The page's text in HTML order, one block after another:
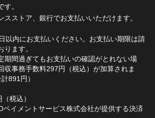
。
スストア、銀行でお支払いいただけます。
以内にお支払いください。お支払い期限は請
ます。
期間過ぎてもお支払いの確認がとれない場
収事務手数料297円（税込）が加算されま
891円）
税込）
ペイメントサービス株式会社が提供する決済